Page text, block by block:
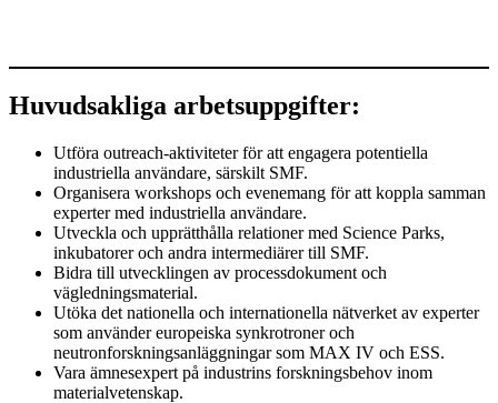
Huvudsakliga arbetsuppgifter:
Utföra outreach-aktiviteter för att engagera potentiella
industriella användare, särskilt SMF.
Organisera workshops och evenemang för att koppla samman
experter med industriella användare.
Utveckla och upprätthålla relationer med Science Parks,
inkubatorer och andra intermediärer till SMF.
Bidra till utvecklingen av processdokument och
vägledningsmaterial.
Utöka det nationella och internationella nätverket av experter
som använder europeiska synkrotroner och
neutronforskningsanläggningar som MAX IV och ESS.
Vara ämnesexpert på industrins forskningsbehov inom
materialvetenskap.